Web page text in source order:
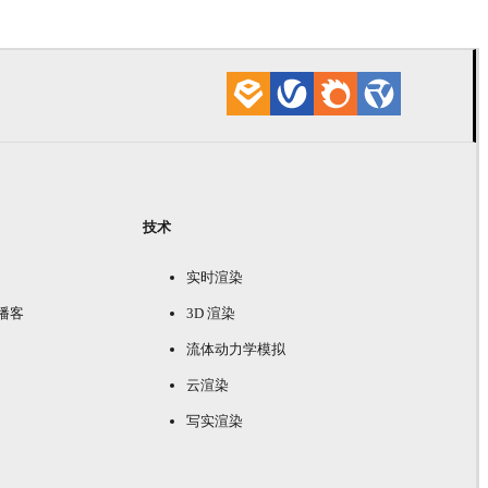
客
技术
实时渲染
3D 渲染
流体动力学模拟
云渲染
写实渲染